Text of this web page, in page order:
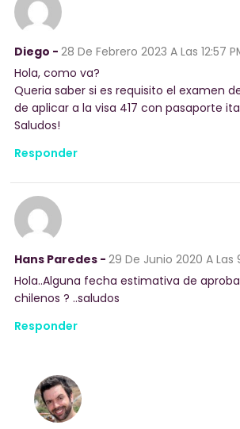
Diego - 28 De Febrero 2023 A Las 12:57
Hola, como va?
Queria saber si es requisito el examen
de aplicar a la visa 417 con pasaporte
Saludos!
Responder
Hans Paredes - 29 De Junio 2020 A Las
Hola..Alguna fecha estimativa de
chilenos ? ..saludos
Responder